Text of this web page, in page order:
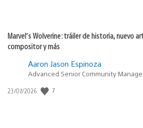
Marvel’s Wolverine: tráiler de historia, nuevo
compositor y más
Aaron Jason Espinoza
Advanced Senior Community
Fecha
23/07/2026 7